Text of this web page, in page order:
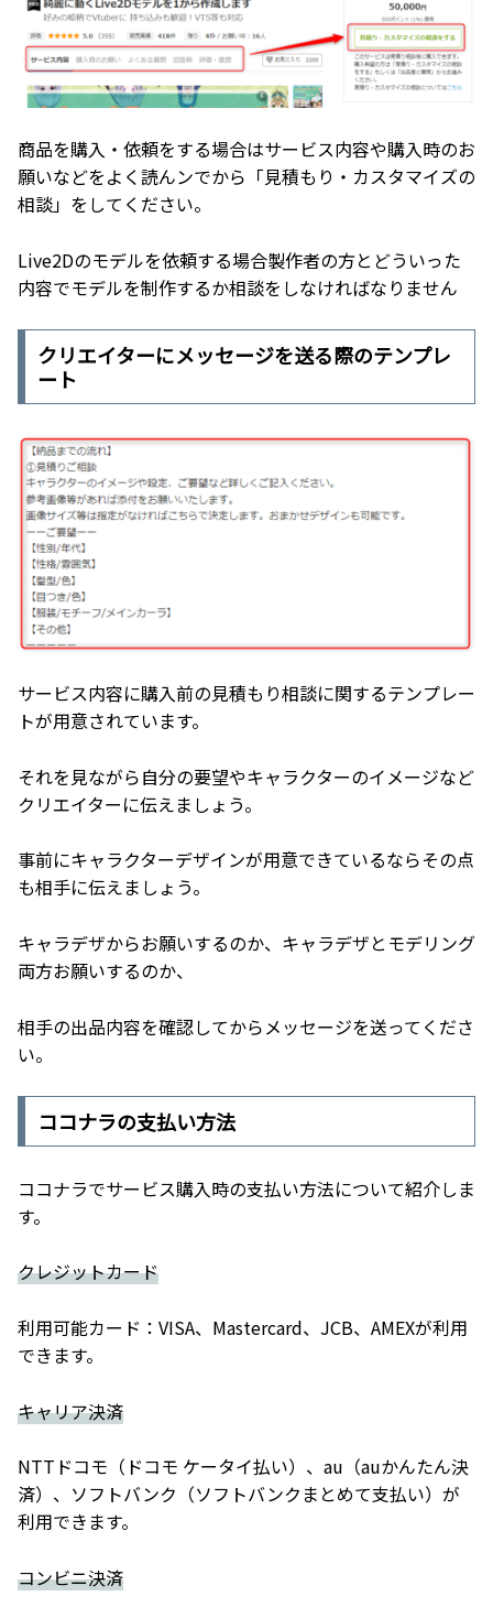
商品を購入・依頼をする場合はサービス内容や購入時のお
願いなどをよく読んンでから「見積もり・カスタマイズの
相談」をしてください。
Live2Dのモデルを依頼する場合製作者の方とどういった
内容でモデルを制作するか相談をしなければなりません
クリエイターにメッセージを送る際のテンプレ
ート
サービス内容に購入前の見積もり相談に関するテンプレー
トが用意されています。
それを見ながら自分の要望やキャラクターのイメージなど
クリエイターに伝えましょう。
事前にキャラクターデザインが用意できているならその点
も相手に伝えましょう。
キャラデザからお願いするのか、キャラデザとモデリング
両方お願いするのか、
相手の出品内容を確認してからメッセージを送ってくださ
い。
ココナラの支払い方法
ココナラでサービス購入時の支払い方法について紹介しま
す。
クレジットカード
利用可能カード：VISA、Mastercard、JCB、AMEXが利用
できます。
キャリア決済
NTTドコモ（ドコモ ケータイ払い）、au（auかんたん決
済）、ソフトバンク（ソフトバンクまとめて支払い）が
利用できます。
コンビニ決済